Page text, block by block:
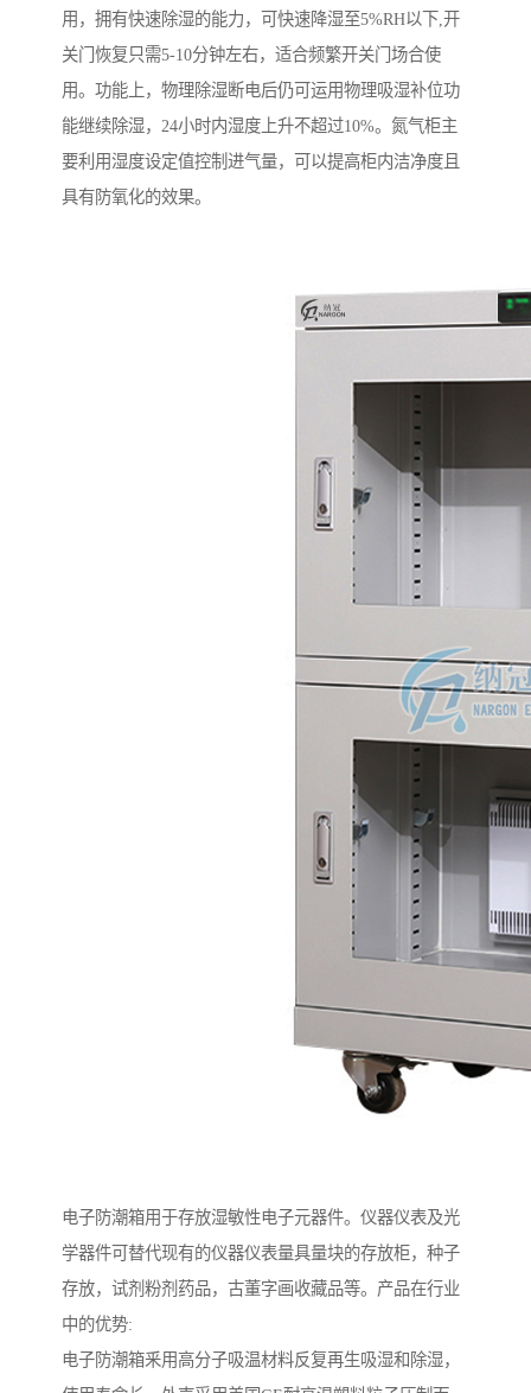
用，拥有快速除湿的能力，可快速降湿至5%RH以下,开
关门恢复只需5-10分钟左右，适合频繁开关门场合使
用。功能上，物理除湿断电后仍可运用物理吸湿补位功
能继续除湿，24小时内湿度上升不超过10%。氮气柜主
要利用湿度设定值控制进气量，可以提高柜内洁净度且
具有防氧化的效果。
电子防潮箱用于存放湿敏性电子元器件。仪器仪表及光
学器件可替代现有的仪器仪表量具量块的存放柜，种子
存放，试剂粉剂药品，古董字画收藏品等。产品在行业
中的优势:
电子防潮箱釆用高分子吸温材料反复再生吸湿和除湿，